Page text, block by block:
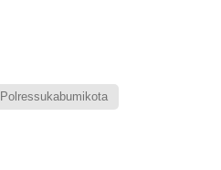
Polressukabumikota